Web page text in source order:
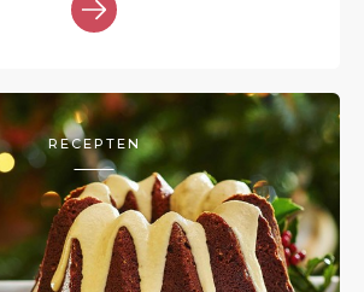
RECEPTEN